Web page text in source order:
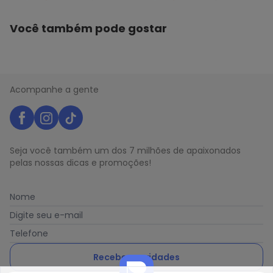
Você também pode gostar
Acompanhe a gente
Seja você também um dos 7 milhões de apaixonados
pelas nossas dicas e promoções!
Nome
Digite seu e-mail
Telefone
Receber novidades